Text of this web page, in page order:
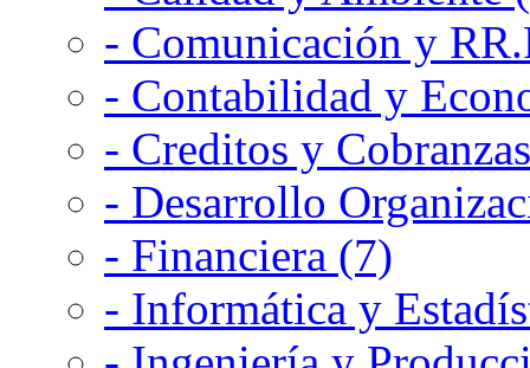
- Comunicación y
- Contabilidad y
- Creditos y
- Desarrollo
- Financiera (7)
- Informática y